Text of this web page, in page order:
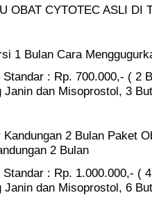
OBAT CYTOTEC ASLI DI
1 Bulan Cara
Standar : Rp. 700.000,- ( 2
Janin dan Misoprostol, 3
2 Bulan Paket
2 Bulan
: Rp. 1.000.000,- (
Janin dan Misoprostol, 6